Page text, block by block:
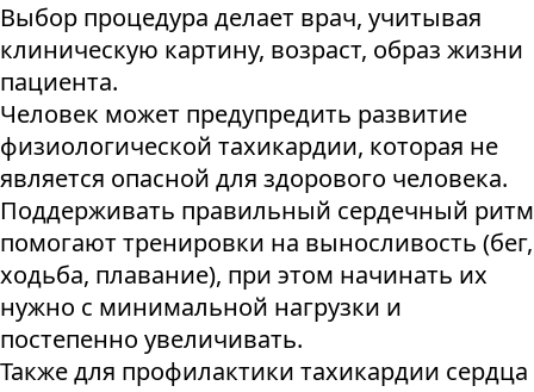
Выбор процедура делает врач, учитывая
клиническую картину, возраст, образ жизни
пациента.
Человек может предупредить развитие
физиологической тахикардии, которая не
является опасной для здорового человека.
Поддерживать правильный сердечный ритм
помогают тренировки на выносливость (бег,
ходьба, плавание), при этом начинать их
нужно с минимальной нагрузки и
постепенно увеличивать.
Также для профилактики тахикардии сердца